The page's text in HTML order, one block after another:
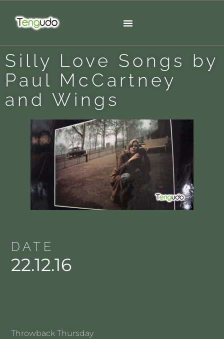
Silly Love Songs by
Paul McCartney
and Wings
DATE
22.12.16
Throwback Thursday